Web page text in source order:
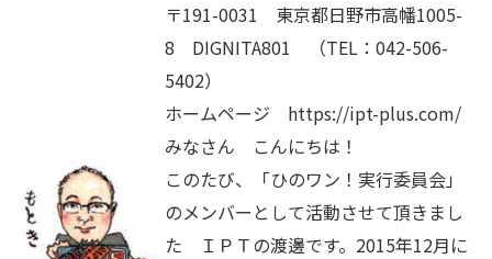
〒191-0031 東京都日野市高幡1005-
8 DIGNITA801 （TEL：042-506-
5402）
ホームページ https://ipt-plus.com/
みなさん こんにちは！
このたび、「ひのワン！実行委員会」
のメンバーとして活動させて頂きまし
た ＩＰＴの渡邊です。2015年12月に